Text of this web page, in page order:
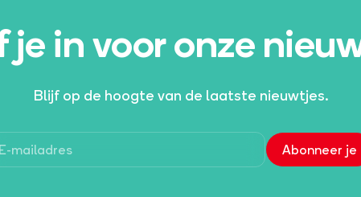
je in voor onze
Blijf op de hoogte van de laatste nieuwtjes.